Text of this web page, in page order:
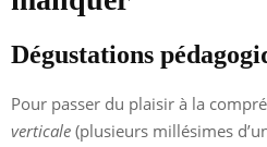
Dégustations
Pour passer du plaisir à la
verticale (plusieurs millésimes